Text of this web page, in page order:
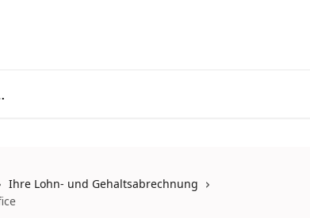
Ihre Lohn- und Gehaltsabrechnung